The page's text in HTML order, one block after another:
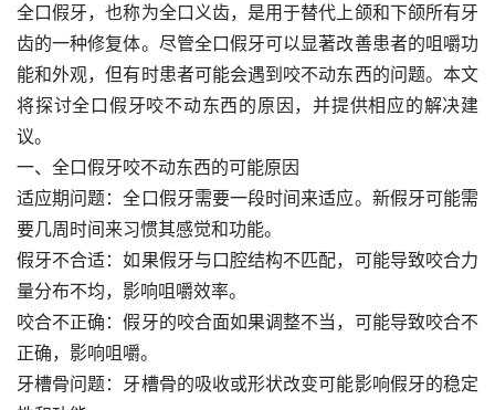
全口假牙，也称为全口义齿，是用于替代上颌和下颌所有牙
齿的一种修复体。尽管全口假牙可以显著改善患者的咀嚼功
能和外观，但有时患者可能会遇到咬不动东西的问题。本文
将探讨全口假牙咬不动东西的原因，并提供相应的解决建
议。
一、全口假牙咬不动东西的可能原因
适应期问题：全口假牙需要一段时间来适应。新假牙可能需
要几周时间来习惯其感觉和功能。
假牙不合适：如果假牙与口腔结构不匹配，可能导致咬合力
量分布不均，影响咀嚼效率。
咬合不正确：假牙的咬合面如果调整不当，可能导致咬合不
正确，影响咀嚼。
牙槽骨问题：牙槽骨的吸收或形状改变可能影响假牙的稳定